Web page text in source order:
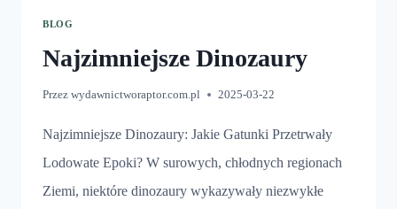
BLOG
Najzimniejsze Dinozaury
Przez wydawnictworaptor.com.pl 2025-03-22
Najzimniejsze Dinozaury: Jakie Gatunki Przetrwały
Lodowate Epoki? W surowych, chłodnych regionach
Ziemi, niektóre dinozaury wykazywały niezwykłe